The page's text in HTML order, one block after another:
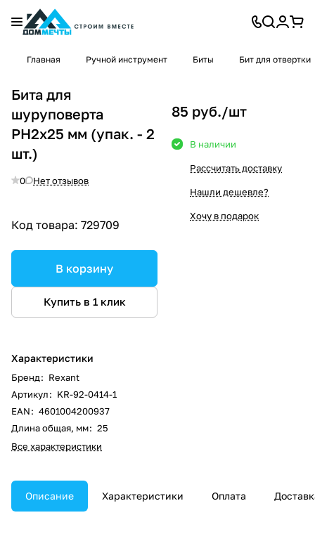
Главная Ручной инструмент Биты Бит для отвертки
Бита для
шуруповерта
PH2х25 мм (упак. - 2
шт.)
0 Нет отзывов
Код товара: 729709
В корзину
Купить в 1 клик
Характеристики
Бренд: Rexant
Артикул: KR-92-0414-1
EAN: 4601004200937
Длина общая, мм: 25
Все характеристики
85 руб./шт
В наличии
Рассчитать доставку
Нашли дешевле?
Хочу в подарок
Описание Характеристики Оплата